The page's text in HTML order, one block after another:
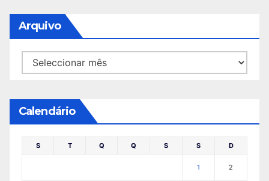
Arquivo
Arquivo
Calendário
S T Q Q S S D
1 2